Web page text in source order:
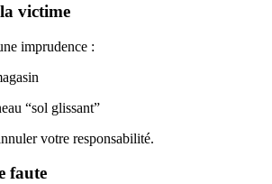
victime
imprudence :
“sol glissant”
votre responsabilité.
faute